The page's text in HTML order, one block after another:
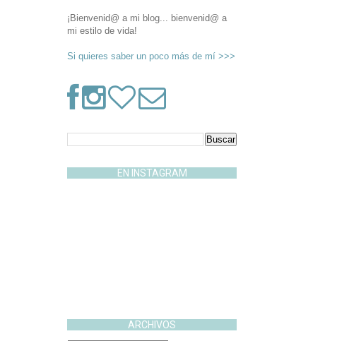
¡Bienvenid@ a mi blog... bienvenid@ a
mi estilo de vida!
Si quieres saber un poco más de mí >>>
EN INSTAGRAM
ARCHIVOS